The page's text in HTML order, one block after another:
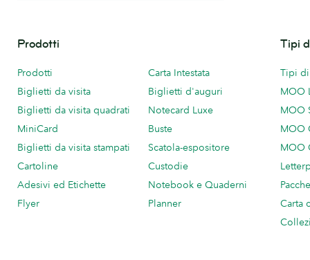
Prodotti
Prodotti
Biglietti da visita
Biglietti da visita quadrati
MiniCard
Biglietti da visita stampati
Cartoline
Adesivi ed Etichette
Flyer
Carta Intestata
Biglietti d'auguri
Notecard Luxe
Buste
Scatola-espositore
Custodie
Notebook e Quaderni
Planner
Tipi
Tipi
MOO
MOO
MOO
MOO
Carta